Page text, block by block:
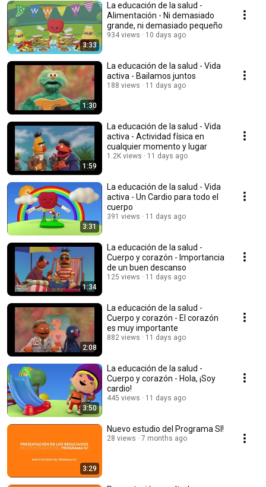
3:33
La educación de la salud -
Alimentación - Ni demasiado
grande, ni demasiado pequeño
934 views 10 days ago
1:30
La educación de la salud - Vida
activa - Bailamos juntos
188 views 11 days ago
1:59
La educación de la salud - Vida
activa - Actividad física en
cualquier momento y lugar
1.2K views 11 days ago
3:31
La educación de la salud - Vida
activa - Un Cardio para todo el
cuerpo
391 views 11 days ago
1:34
La educación de la salud -
Cuerpo y corazón - Importancia
de un buen descanso
125 views 11 days ago
2:08
La educación de la salud -
Cuerpo y corazón - El corazón
es muy importante
882 views 11 days ago
3:50
La educación de la salud -
Cuerpo y corazón - Hola, ¡Soy
cardio!
445 views 11 days ago
3:29
Nuevo estudio del Programa SI!
28 views 7 months ago